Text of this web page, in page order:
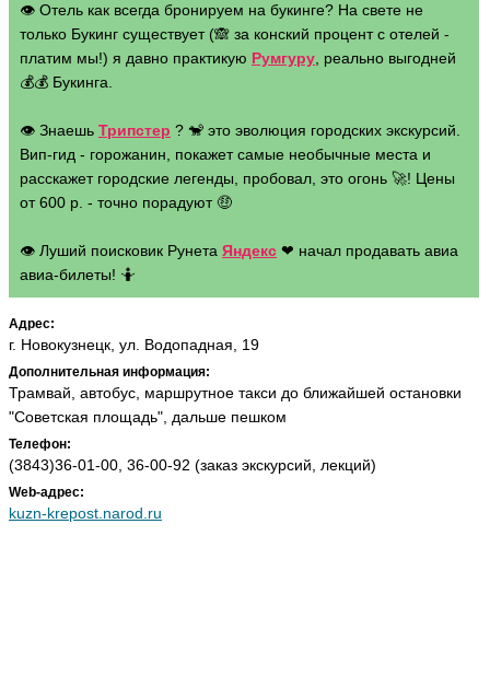
👁 Отель как всегда бронируем на букинге? На свете не
только Букинг существует (🙈 за конский процент с отелей -
платим мы!) я давно практикую Румгуру , реально выгодней
💰💰 Букинга.
👁 Знаешь Трипстер ? 🐒 это эволюция городских экскурсий.
Вип-гид - горожанин, покажет самые необычные места и
расскажет городские легенды, пробовал, это огонь 🚀! Цены
от 600 р. - точно порадуют 🤑
👁 Луший поисковик Рунета Яндекс ❤ начал продавать авиа
авиа-билеты! 🤷
Адрес:
г. Новокузнецк, ул. Водопадная, 19
Дополнительная информация:
Трамвай, автобус, маршрутное такси до ближайшей остановки
"Советская площадь", дальше пешком
Телефон:
(3843)36-01-00, 36-00-92 (заказ экскурсий, лекций)
Web-адрес:
kuzn-krepost.narod.ru